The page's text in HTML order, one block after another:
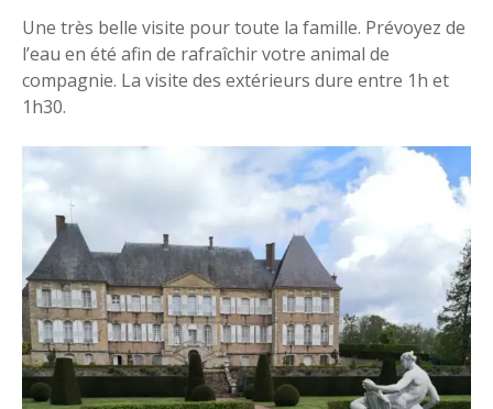
Une très belle visite pour toute la famille. Prévoyez de
l’eau en été afin de rafraîchir votre animal de
compagnie. La visite des extérieurs dure entre 1h et
1h30.